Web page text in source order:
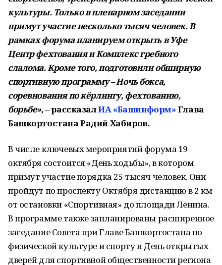
культуры. Только в пленарном заседании
примут участие несколько тысяч человек. В
рамках форума планируем открыть в Уфе
Центр фехтования и Комплекс гребного
слалома. Кроме того, подготовили обширную
спортивную программу – Ночь бокса,
соревнования по кёрлингу, фехтованию,
борьбе»,– рассказалИА «Башинформ»Глава
Башкортостана Радий Хабиров.
В числе ключевых мероприятий форума 19
октября состоится «День ходьбы», в котором
примут участие порядка 25 тысяч человек. Они
пройдут по проспекту Октября дистанцию в 2 км
от остановки «Спортивная» до площади Ленина.
В программе также запланированы расширенное
заседание Совета при Главе Башкортостана по
физической культуре и спорту и День открытых
дверей для спортивной общественности региона